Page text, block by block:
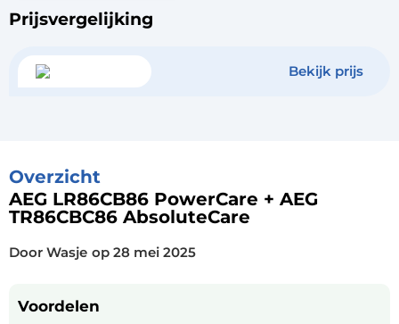
Prijsvergelijking
Bekijk prijs
Overzicht
AEG LR86CB86 PowerCare + AEG
TR86CBC86 AbsoluteCare
Door Wasje op 28 mei 2025
Voordelen